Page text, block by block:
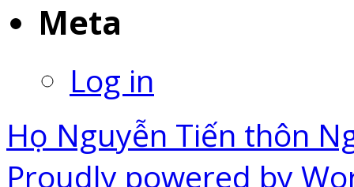
Meta
Log in
Họ Nguyễn Tiến thôn
Proudly powered by